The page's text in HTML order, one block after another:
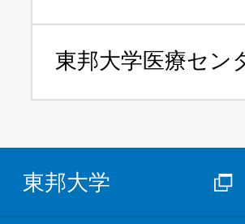
東邦大学医療セン
東邦大学